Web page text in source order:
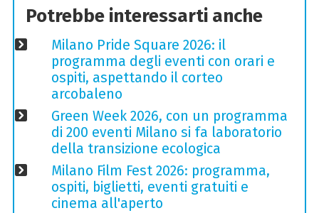
Potrebbe interessarti anche
Milano Pride Square 2026: il
programma degli eventi con orari e
ospiti, aspettando il corteo
arcobaleno
Green Week 2026, con un programma
di 200 eventi Milano si fa laboratorio
della transizione ecologica
Milano Film Fest 2026: programma,
ospiti, biglietti, eventi gratuiti e
cinema all'aperto